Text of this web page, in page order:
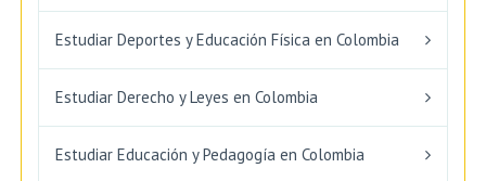
Estudiar Deportes y Educación Física en Colombia
Estudiar Derecho y Leyes en Colombia
Estudiar Educación y Pedagogía en Colombia